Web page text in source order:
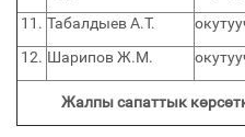
11. Табалдыев А.Т.
12. Шарипов Ж.М.
Жалпы сапаттык